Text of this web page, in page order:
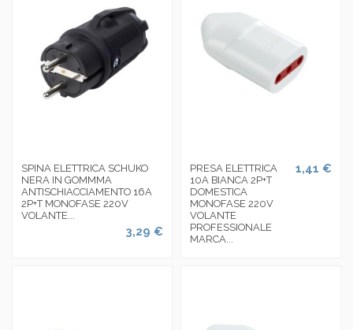
SPINA ELETTRICA SCHUKO
NERA IN GOMMMA
ANTISCHIACCIAMENTO 16A
2P+T MONOFASE 220V
VOLANTE...
3,29 €
PRESA ELETTRICA
10A BIANCA 2P+T
DOMESTICA
MONOFASE 220V
VOLANTE
PROFESSIONALE
MARCA...
1,41 €